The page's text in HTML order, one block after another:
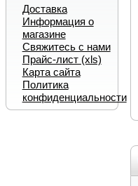
Доставка
Информация о
магазине
Свяжитесь с нами
Прайс-лист (xls)
Карта сайта
Политика
конфиденциальности